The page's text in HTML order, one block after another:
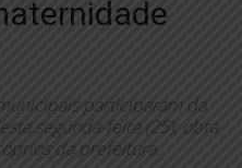
participaram da
segunda-feira (25); obra
da prefeitura.